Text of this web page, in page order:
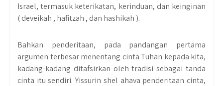
Israel, termasuk keterikatan, kerinduan, dan keinginan
( deveikah , hafitzah , dan hashikah ).
Bahkan penderitaan, pada pandangan pertama
argumen terbesar menentang cinta Tuhan kepada kita,
kadang-kadang ditafsirkan oleh tradisi sebagai tanda
cinta itu sendiri. Yissurin shel ahava penderitaan cinta,